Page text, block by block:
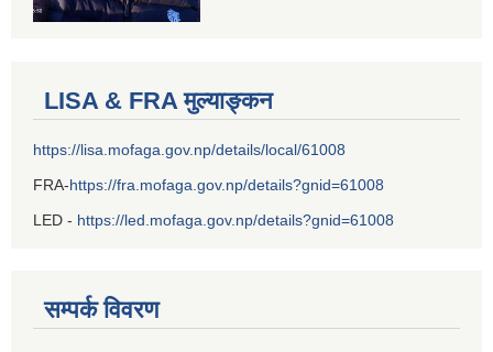
LISA & FRA मुल्याङ्कन
https://lisa.mofaga.gov.np/details/local/61008
FRA-https://fra.mofaga.gov.np/details?gnid=61008
LED - https://led.mofaga.gov.np/details?gnid=61008
सम्पर्क विवरण